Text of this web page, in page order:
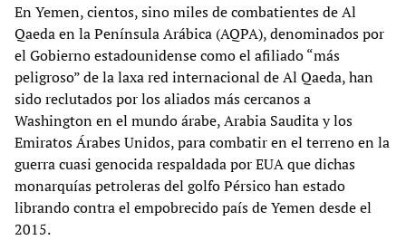
En Yemen, cientos, sino miles de combatientes de Al
Qaeda en la Península Arábica (AQPA), denominados por
el Gobierno estadounidense como el afiliado “más
peligroso” de la laxa red internacional de Al Qaeda, han
sido reclutados por los aliados más cercanos a
Washington en el mundo árabe, Arabia Saudita y los
Emiratos Árabes Unidos, para combatir en el terreno en la
guerra cuasi genocida respaldada por EUA que dichas
monarquías petroleras del golfo Pérsico han estado
librando contra el empobrecido país de Yemen desde el
2015.